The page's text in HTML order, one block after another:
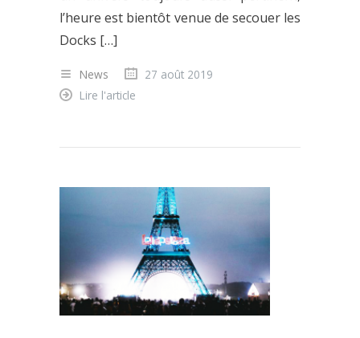
l’heure est bientôt venue de secouer les
Docks […]
News
27 août 2019
Lire l'article